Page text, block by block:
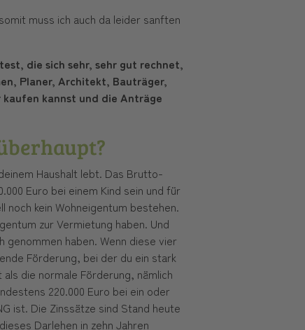
muss ich auch da leider sanften
die sich sehr, sehr gut rechnet,
Planer, Architekt, Bauträger,
kaufen kannst und die Anträge
Haushalt lebt. Das Brutto-
Euro bei einem Kind sein und für
noch kein Wohneigentum bestehen.
zur Vermietung haben. Und
haben. Wenn diese vier
Förderung, bei der du ein stark
die normale Förderung, nämlich
220.000 Euro bei ein oder
ist. Die Zinssätze sind Stand heute
Darlehen in zehn Jahren